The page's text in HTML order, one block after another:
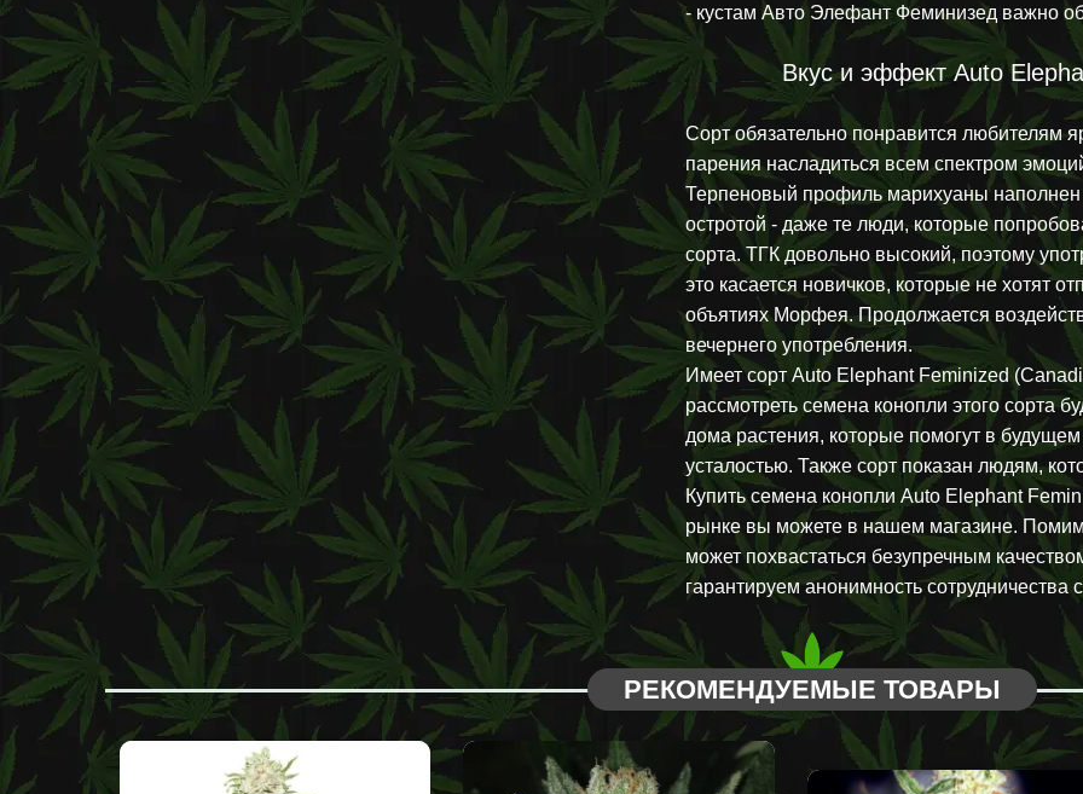
- кустам Авто Элефант Феминизед важно
Вкус и эффект Auto
Сорт обязательно понравится любителям
парения насладиться всем спектром
Терпеновый профиль марихуаны наполнен
остротой - даже те люди, которые
сорта. ТГК довольно высокий, поэтому
это касается новичков, которые не хотят
объятиях Морфея. Продолжается
вечернего употребления.
Имеет сорт Auto Elephant Feminized
рассмотреть семена конопли этого сорта
дома растения, которые помогут в
усталостью. Также сорт показан людям,
Купить семена конопли Auto Elephant
рынке вы можете в нашем магазине.
может похвастаться безупречным
гарантируем анонимность сотрудничества
РЕКОМЕНДУЕМЫЕ ТОВАРЫ